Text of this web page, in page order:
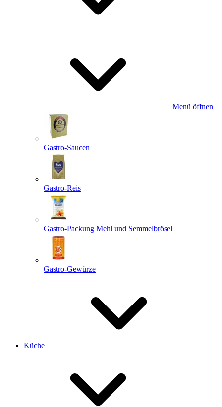
Menü öffnen
Gastro-Saucen
Gastro-Reis
Gastro-Packung Mehl und Semmelbrösel
Gastro-Gewürze
Küche